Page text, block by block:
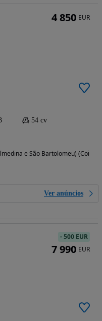
54 cv
e São Bartolomeu)
Ver anúncios
4 850 EUR
-500 EUR
7 990 EUR